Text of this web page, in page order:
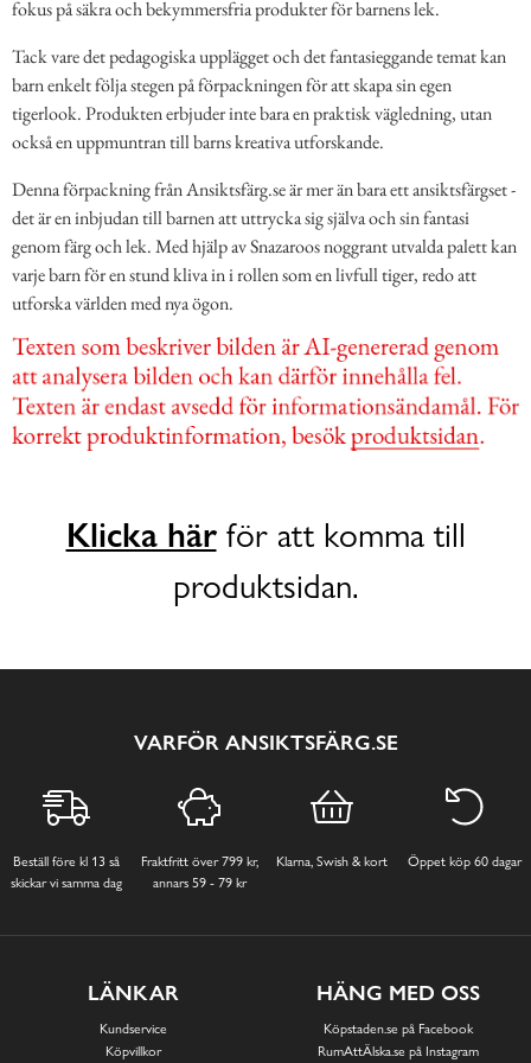
fokus på säkra och bekymmersfria produkter för barnens lek.
Tack vare det pedagogiska upplägget och det fantasieggande temat kan
barn enkelt följa stegen på förpackningen för att skapa sin egen
tigerlook. Produkten erbjuder inte bara en praktisk vägledning, utan
också en uppmuntran till barns kreativa utforskande.
Denna förpackning från Ansiktsfärg.se är mer än bara ett ansiktsfärgset -
det är en inbjudan till barnen att uttrycka sig själva och sin fantasi
genom färg och lek. Med hjälp av Snazaroos noggrant utvalda palett kan
varje barn för en stund kliva in i rollen som en livfull tiger, redo att
utforska världen med nya ögon.
Klicka härför att komma till
produktsidan.
VARFÖR ANSIKTSFÄRG.SE
Beställ före kl 13 så
skickar vi samma dag
Fraktfritt över 799 kr,
annars 59 - 79 kr
Klarna, Swish & kort Öppet köp 60 dagar
LÄNKAR
Kundservice
Köpvillkor
HÄNG MED OSS
Köpstaden.se på Facebook
RumAttÄlska.se på Instagram